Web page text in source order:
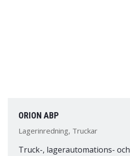
ORION ABP
Lagerinredning, Truckar
Truck-, lagerautomations- och